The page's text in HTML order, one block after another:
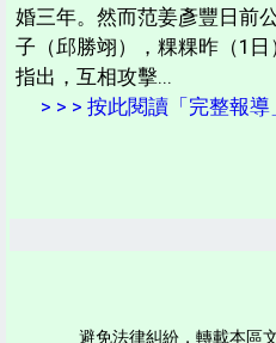
婚三年。然而范姜彥豐日前
子（邱勝翊），粿粿昨（1
指出，互相攻擊...
> > > 按此閱讀「完整報導
避免法律糾紛，轉載本區